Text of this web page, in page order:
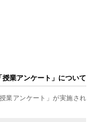
授業アンケート」について
業アンケート」が実施され